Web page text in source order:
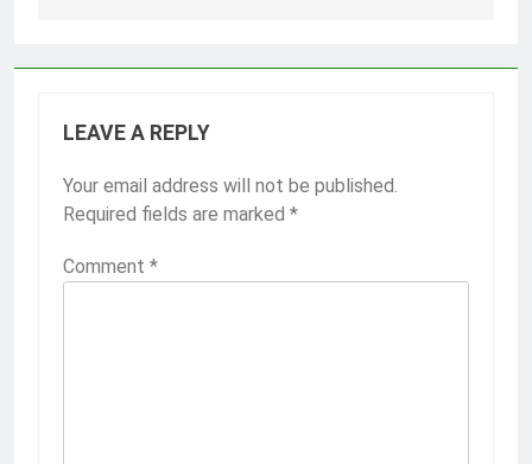
LEAVE A REPLY
Your email address will not be published.
Required fields are marked *
Comment *